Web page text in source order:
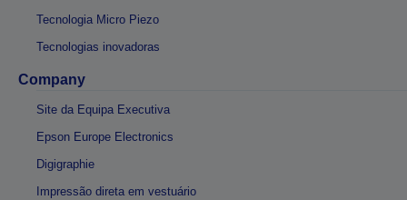
Tecnologia Micro Piezo
Tecnologias inovadoras
Company
Site da Equipa Executiva
Epson Europe Electronics
Digigraphie
Impressão direta em vestuário